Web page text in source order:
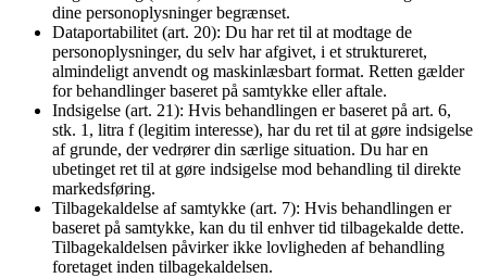
dine personoplysninger begrænset.
Dataportabilitet (art. 20): Du har ret til at modtage de
personoplysninger, du selv har afgivet, i et struktureret,
almindeligt anvendt og maskinlæsbart format. Retten gælder
for behandlinger baseret på samtykke eller aftale.
Indsigelse (art. 21): Hvis behandlingen er baseret på art. 6,
stk. 1, litra f (legitim interesse), har du ret til at gøre indsigelse
af grunde, der vedrører din særlige situation. Du har en
ubetinget ret til at gøre indsigelse mod behandling til direkte
markedsføring.
Tilbagekaldelse af samtykke (art. 7): Hvis behandlingen er
baseret på samtykke, kan du til enhver tid tilbagekalde dette.
Tilbagekaldelsen påvirker ikke lovligheden af behandling
foretaget inden tilbagekaldelsen.